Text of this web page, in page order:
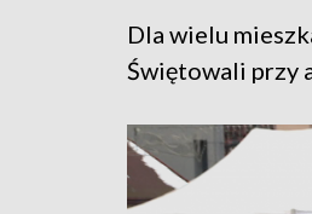
Dla wielu
Świętowali przy